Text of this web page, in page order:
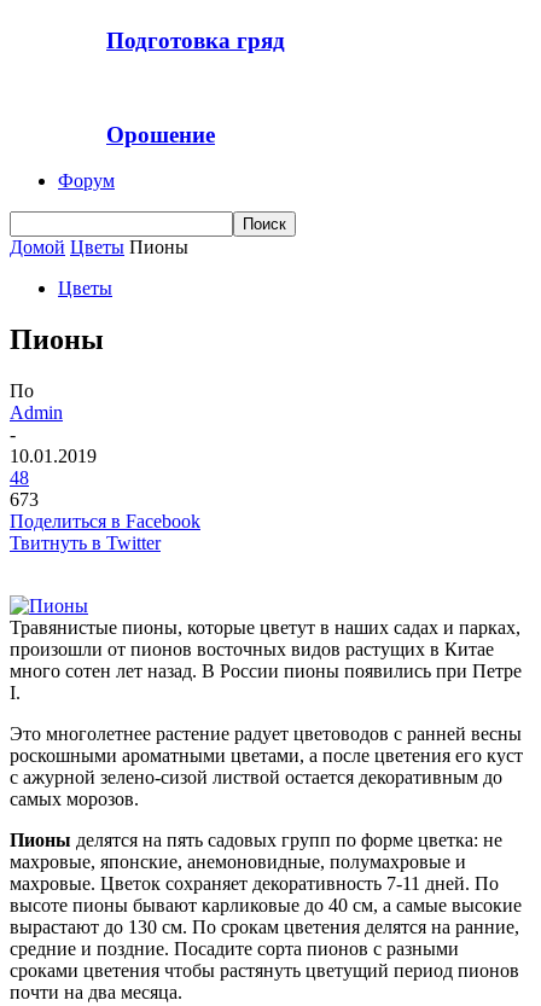
Подготовка гряд
Орошение
Форум
Домой Цветы Пионы
Цветы
Пионы
По
Admin
-
10.01.2019
48
673
Поделиться в Facebook
Твитнуть в Twitter
Травянистые пионы, которые цветут в наших садах и парках,
произошли от пионов восточных видов растущих в Китае
много сотен лет назад. В России пионы появились при Петре
I.
Это многолетнее растение радует цветоводов с ранней весны
роскошными ароматными цветами, а после цветения его куст
с ажурной зелено-сизой листвой остается декоративным до
самых морозов.
Пионы делятся на пять садовых групп по форме цветка: не
махровые, японские, анемоновидные, полумахровые и
махровые. Цветок сохраняет декоративность 7-11 дней. По
высоте пионы бывают карликовые до 40 см, а самые высокие
вырастают до 130 см. По срокам цветения делятся на ранние,
средние и поздние. Посадите сорта пионов с разными
сроками цветения чтобы растянуть цветущий период пионов
почти на два месяца.